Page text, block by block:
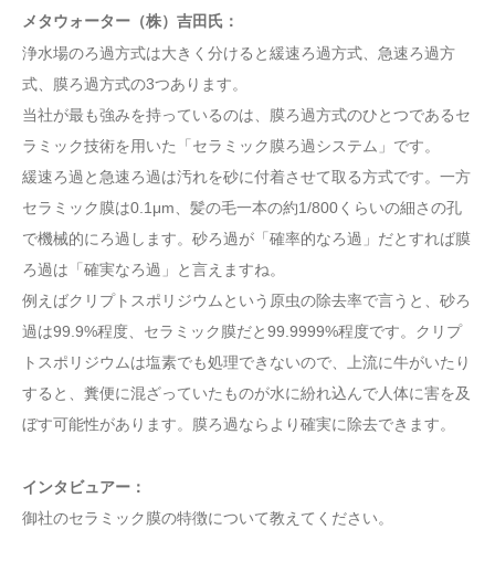
メタウォーター（株）吉田氏：
浄水場のろ過方式は大きく分けると緩速ろ過方式、急速ろ過方
式、膜ろ過方式の3つあります。
当社が最も強みを持っているのは、膜ろ過方式のひとつであるセ
ラミック技術を用いた「セラミック膜ろ過システム」です。
緩速ろ過と急速ろ過は汚れを砂に付着させて取る方式です。一方
セラミック膜は0.1μm、髪の毛一本の約1/800くらいの細さの孔
で機械的にろ過します。砂ろ過が「確率的なろ過」だとすれば膜
ろ過は「確実なろ過」と言えますね。
例えばクリプトスポリジウムという原虫の除去率で言うと、砂ろ
過は99.9%程度、セラミック膜だと99.9999%程度です。クリプ
トスポリジウムは塩素でも処理できないので、上流に牛がいたり
すると、糞便に混ざっていたものが水に紛れ込んで人体に害を及
ぼす可能性があります。膜ろ過ならより確実に除去できます。
インタビュアー：
御社のセラミック膜の特徴について教えてください。